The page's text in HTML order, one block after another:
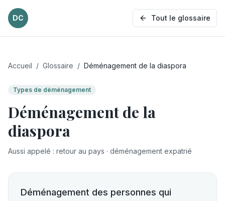
DC Tout le glossaire
Accueil / Glossaire / Déménagement de la diaspora
Types de déménagement
Déménagement de la
diaspora
Aussi appelé : retour au pays · déménagement expatrié
Déménagement des personnes qui